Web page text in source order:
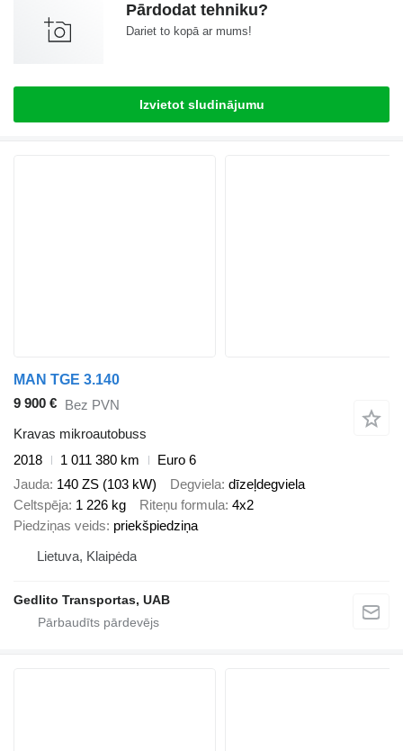
Pārdodat tehniku?
Dariet to kopā ar mums!
Izvietot sludinājumu
MAN TGE 3.140
9 900 € Bez PVN
Kravas mikroautobuss
2018
1 011 380 km
Euro 6
Jauda 140 ZS (103 kW) Degviela dīzeļdegviela
Celtspēja 1 226 kg Riteņu formula 4x2
Piedziņas veids priekšpiedziņa
Lietuva, Klaipėda
Gedlito Transportas, UAB